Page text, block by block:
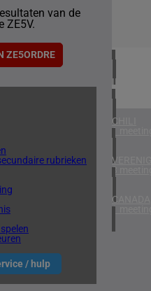
van de
ZE5V.
ZE5ORDRE
rubrieken
/ hulp
4
IERLAND
1
CHILI
1
3
CANADA
1